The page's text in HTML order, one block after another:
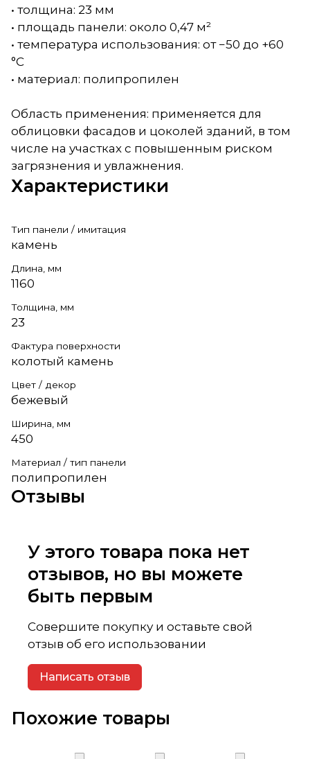
• толщина: 23 мм
• площадь панели: около 0,47 м²
• температура использования: от −50 до +60
°C
• материал: полипропилен
Область применения: применяется для
облицовки фасадов и цоколей зданий, в том
числе на участках с повышенным риском
загрязнения и увлажнения.
Характеристики
Тип панели / имитация
камень
Длина, мм
1160
Толщина, мм
23
Фактура поверхности
колотый камень
Цвет / декор
бежевый
Ширина, мм
450
Материал / тип панели
полипропилен
Отзывы
У этого товара пока нет
отзывов, но вы можете
быть первым
Совершите покупку и оставьте свой
отзыв об его использовании
Написать отзыв
Похожие товары